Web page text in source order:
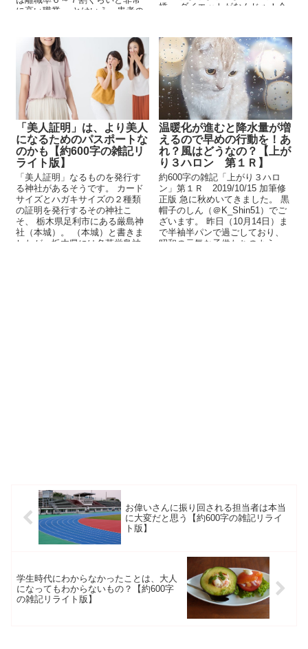
に高い職業。 とはいえ、患者の
嬌。 ダイエットがなんじゃ！今
「美人証明」は、より美人
になるためのパスポートな
のかも【約600字の雑記リ
ライト版】
「美人証明」なるものを発行す
る神社があるそうです。 カード
サイズとハガキサイズの２種類
の証明を発行するその神社こ
そ、 栃木県足利市にある厳島神
社（本城）。 （本城）と書きま
したが、栃木県には名草厳島神
温暖化が進むと降水量が増
えるので早めの行動を！あ
れ？風はどうなの？【上が
り３ハロン 第１Ｒ】
約600字の雑記「上がり３ハロ
ン」第１Ｒ 2019/10/15 加筆修
正版 急に秋めいてきました。 黒
帽子のしん（＠K_Shin51）でご
ざいます。 昨日（10月14日）ま
で半袖半パンで過ごしており、
昭和の元気な子供たちのよう...
お偉いさんに振り回される担当者は本当
に大変だと思う【約600字の雑記リライ
ト版】
学生時代にわからなかったことは、大人
になってもわからないもの？【約600字
の雑記リライト版】